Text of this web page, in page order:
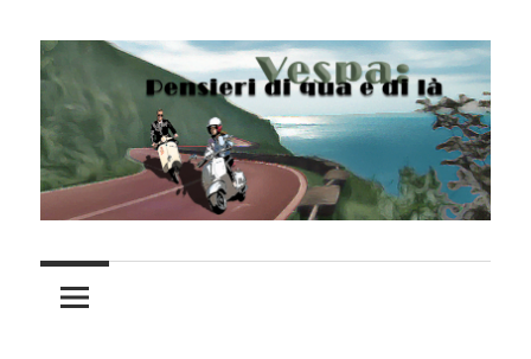
to
content
Vespa